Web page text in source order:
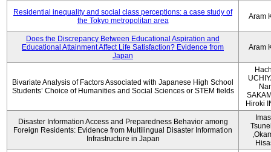
Residential inequality and social class perceptions: a case study of
the Tokyo metropolitan area
Aram
Does the Discrepancy Between Educational Aspiration and
Educational Attainment Affect Life Satisfaction? Evidence from
Japan
Aram
Bivariate Analysis of Factors Associated with Japanese High School
Students’ Choice of Humanities and Social Sciences or STEM fields
Hiroki
Disaster Information Access and Preparedness Behavior among
Foreign Residents: Evidence from Multilingual Disaster Information
Infrastructure in Japan